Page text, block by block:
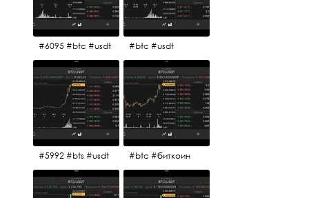
#6095 #btc #usdt #btc #usdt
#5992 #bts #usdt #btc #биткоин